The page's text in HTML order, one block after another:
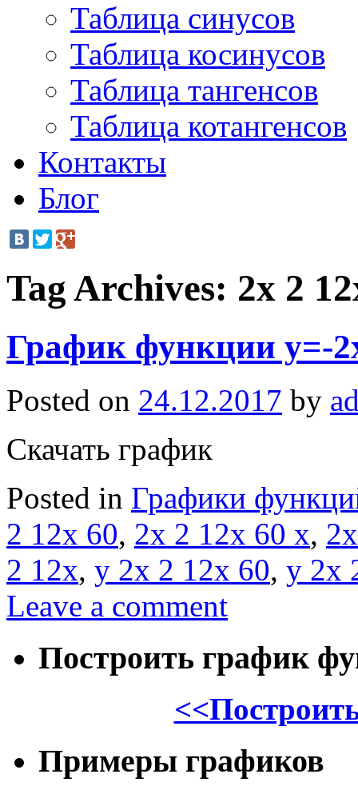
Таблица синусов
Таблица косинусов
Таблица тангенсов
Таблица котангенсов
Контакты
Блог
Tag Archives: 2x 2
График функции y=-
Posted on 24.12.2017 by
Скачать график
Posted in Графики
2 12x 60, 2x 2 12x 60 x,
2 12x, y 2x 2 12x 60, y 2x
Leave a comment
Построить график
Примеры графиков